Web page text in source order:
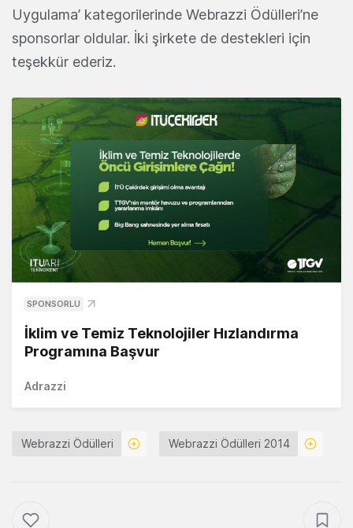
Uygulama’ kategorilerinde Webrazzi Ödülleri’ne
sponsorlar oldular. İki şirkete de destekleri için
teşekkür ederiz.
SPONSORLU
İklim ve Temiz Teknolojiler Hızlandırma
Programına Başvur
Adrazzi
Webrazzi Ödülleri Webrazzi Ödülleri 2014